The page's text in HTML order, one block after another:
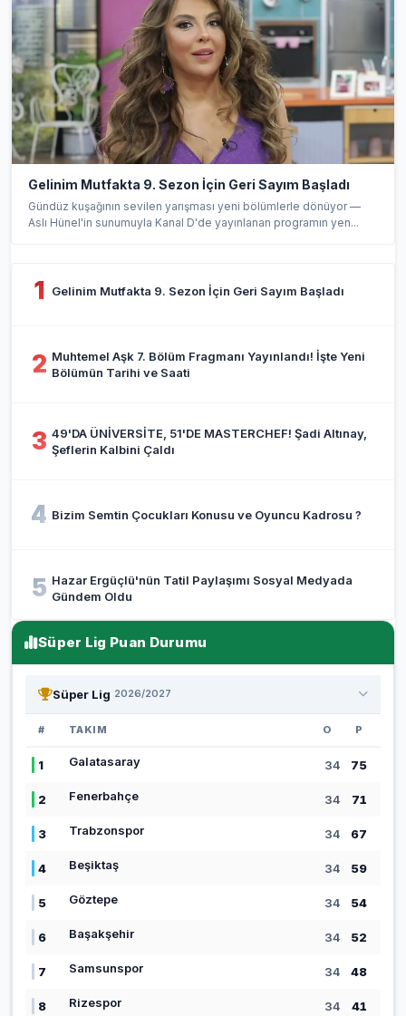
Gelinim Mutfakta 9. Sezon İçin Geri Sayım Başladı
Gündüz kuşağının sevilen yarışması yeni bölümlerle dönüyor —
Aslı Hünel'in sunumuyla Kanal D'de yayınlanan programın yen...
1 Gelinim Mutfakta 9. Sezon İçin Geri Sayım Başladı
2 Muhtemel Aşk 7. Bölüm Fragmanı Yayınlandı! İşte Yeni
Bölümün Tarihi ve Saati
3 49'DA ÜNİVERSİTE, 51'DE MASTERCHEF! Şadi Altınay,
Şeflerin Kalbini Çaldı
4 Bizim Semtin Çocukları Konusu ve Oyuncu Kadrosu ?
5 Hazar Ergüçlü'nün Tatil Paylaşımı Sosyal Medyada
Gündem Oldu
Süper Lig Puan Durumu
Süper Lig 2026/2027
# TAKIM O P
1 Galatasaray 34 75
2 Fenerbahçe 34 71
3 Trabzonspor 34 67
4 Beşiktaş 34 59
5 Göztepe 34 54
6 Başakşehir 34 52
7 Samsunspor 34 48
8 Rizespor 34 41